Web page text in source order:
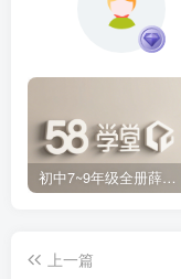
初中7~9年级全册薛金星中学教材全解PDF 百度网盘分享下载
上一篇